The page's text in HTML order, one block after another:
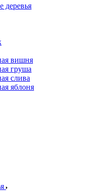
деревья
вишня
груша
слива
яблоня